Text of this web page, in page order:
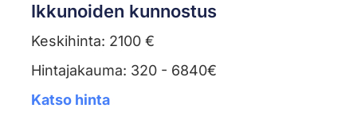
Ikkunoiden kunnostus
Keskihinta: 2100 €
Hintajakauma: 320 - 6840€
Katso hinta